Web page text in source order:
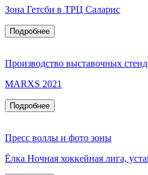
Зона Гетсби в ТРЦ Саларис
Подробнее
Производство выставочных
MARXS 2021
Подробнее
Пресс воллы и фото зоны
Ёлка Ночная хоккейная лига,